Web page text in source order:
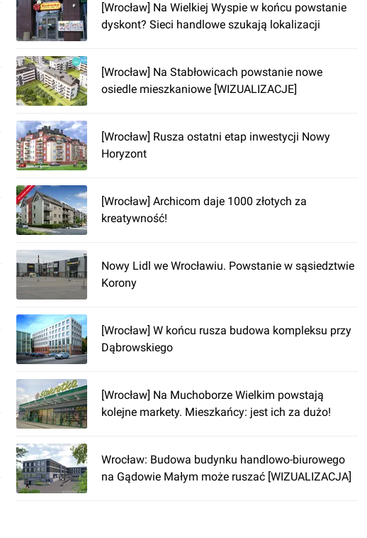
[Wrocław] Na Wielkiej Wyspie w końcu powstanie
dyskont? Sieci handlowe szukają lokalizacji
[Wrocław] Na Stabłowicach powstanie nowe
osiedle mieszkaniowe [WIZUALIZACJE]
[Wrocław] Rusza ostatni etap inwestycji Nowy
Horyzont
[Wrocław] Archicom daje 1000 złotych za
kreatywność!
Nowy Lidl we Wrocławiu. Powstanie w sąsiedztwie
Korony
[Wrocław] W końcu rusza budowa kompleksu przy
Dąbrowskiego
[Wrocław] Na Muchoborze Wielkim powstają
kolejne markety. Mieszkańcy: jest ich za dużo!
Wrocław: Budowa budynku handlowo-biurowego
na Gądowie Małym może ruszać [WIZUALIZACJA]